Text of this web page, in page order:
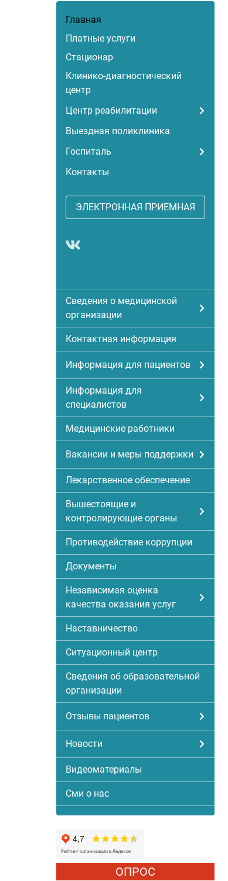
Главная
Платные услуги
Стационар
Клинико-диагностический
центр
Центр реабилитации
Выездная поликлиника
Госпиталь
Контакты
ЭЛЕКТРОННАЯ ПРИЕМНАЯ
Сведения о медицинской
организации
Контактная информация
Информация для пациентов
Информация для
специалистов
Медицинские работники
Вакансии и меры поддержки
Лекарственное обеспечение
Вышестоящие и
контролирующие органы
Противодействие коррупции
Документы
Независимая оценка
качества оказания услуг
Наставничество
Ситуационный центр
Сведения об образовательной
организации
Отзывы пациентов
Новости
Видеоматериалы
Сми о нас
ОПРОС